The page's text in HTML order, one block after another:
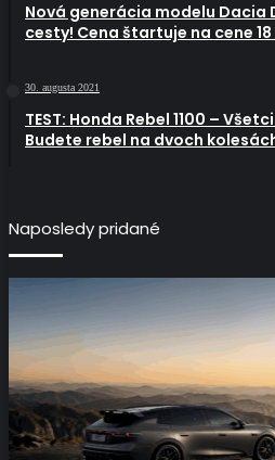
Nová generácia modelu Dacia
cesty! Cena štartuje na cene
30. augusta 2021
TEST: Honda Rebel 1100 –
Budete rebel na dvoch
Naposledy pridané